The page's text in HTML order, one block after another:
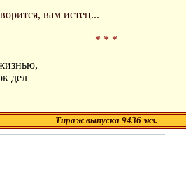
вам истец...
* * *
дел
Тираж выпуска 9436 экз.